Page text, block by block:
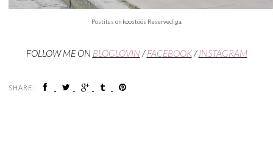
Postitus on koostöös Reservediga.
FOLLOW ME ON BLOGLOVIN /FACEBOOK/INSTAGRAM
SHARE: